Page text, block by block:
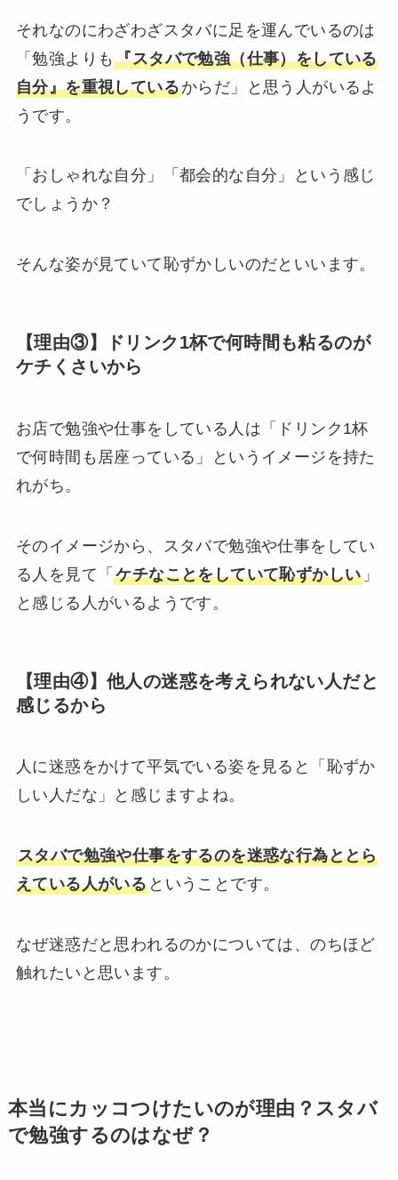
それなのにわざわざスタバに足を運んでいるのは
「勉強よりも『スタバで勉強（仕事）をしている
自分』を重視しているからだ」と思う人がいるよ
うです。
「おしゃれな自分」「都会的な自分」という感じ
でしょうか？
そんな姿が見ていて恥ずかしいのだといいます。
【理由③】ドリンク1杯で何時間も粘るのが
ケチくさいから
お店で勉強や仕事をしている人は「ドリンク1杯
で何時間も居座っている」というイメージを持た
れがち。
そのイメージから、スタバで勉強や仕事をしてい
る人を見て「ケチなことをしていて恥ずかしい 」
と感じる人がいるようです。
【理由④】他人の迷惑を考えられない人だと
感じるから
人に迷惑をかけて平気でいる姿を見ると「恥ずか
しい人だな」と感じますよね。
スタバで勉強や仕事をするのを迷惑な行為ととら
えている人がいる ということです。
なぜ迷惑だと思われるのかについては、のちほど
触れたいと思います。
本当にカッコつけたいのが理由？スタバ
で勉強するのはなぜ？